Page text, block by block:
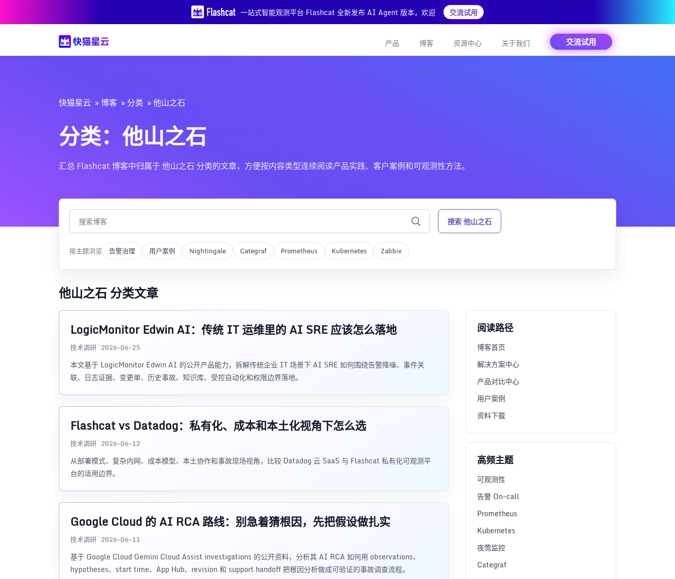
一站式智能观测平台 Flashcat 全新发布 AI Agent 版本，欢迎 交流试用
产品 博客 资源中心 关于我们 交流试用
快猫星云 博客 分类 他山之石
分类：他山之石
汇总 Flashcat 博客中归属于 他山之石 分类的文章，方便按内容类型连续阅读产品实践、客户案例和可观测性方法。
搜索 他山之石
按主题浏览 告警治理 用户案例 Nightingale Categraf Prometheus Kubernetes Zabbix
他山之石 分类文章
LogicMonitor Edwin AI：传统 IT 运维里的 AI SRE 应该怎么落地
技术调研 · 2026-06-25
本文基于 LogicMonitor Edwin AI 的公开产品能力，拆解传统企业 IT 场景下 AI SRE 如何围绕告警降噪、事件关
联、日志证据、变更单、历史事故、知识库、受控自动化和权限边界落地。
Flashcat vs Datadog：私有化、成本和本土化视角下怎么选
技术调研 · 2026-06-12
从部署模式、复杂内网、成本模型、本土协作和事故现场视角，比较 Datadog 云 SaaS 与 Flashcat 私有化可观测平
台的适用边界。
Google Cloud 的 AI RCA 路线：别急着猜根因，先把假设做扎实
技术调研 · 2026-06-11
基于 Google Cloud Gemini Cloud Assist investigations 的公开资料，分析其 AI RCA 如何用 observations、
hypotheses、start time、App Hub、revision 和 support handoff 把根因分析做成可验证的事故调查流程。
阅读路径
博客首页
解决方案中心
产品对比中心
用户案例
资料下载
高频主题
可观测性
告警 On-call
Prometheus
Kubernetes
夜莺监控
Categraf